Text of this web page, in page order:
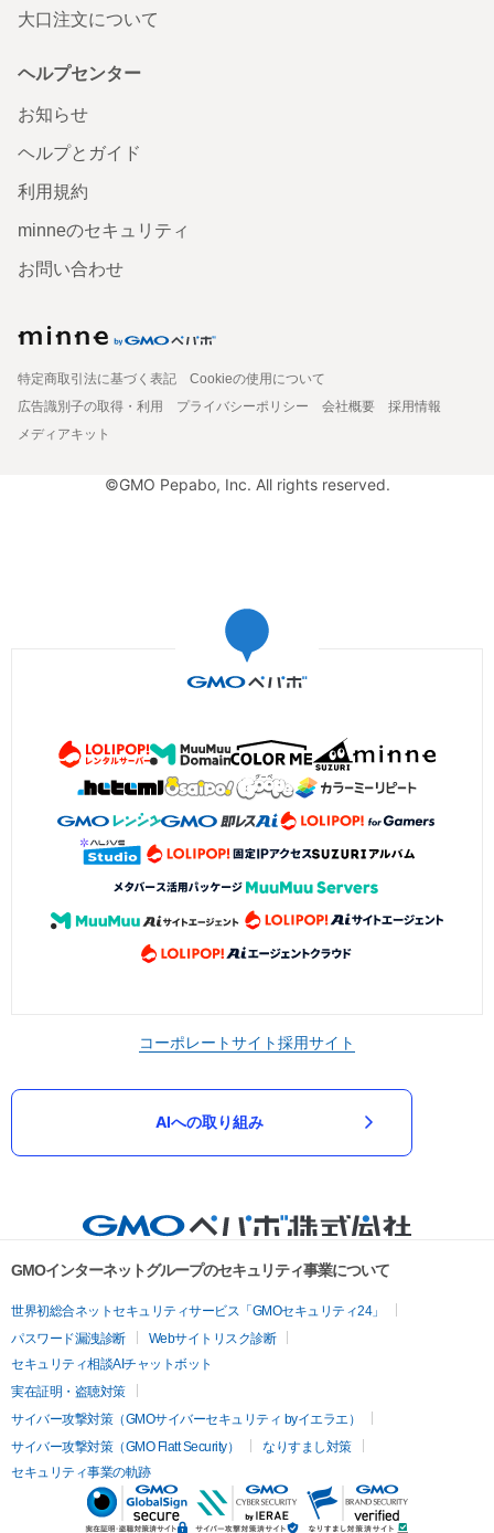
大口注文について
ヘルプセンター
お知らせ
ヘルプとガイド
利用規約
minneのセキュリティ
お問い合わせ
特定商取引法に基づく表記
Cookieの使用について
広告識別子の取得・利用
プライバシーポリシー 会社概要
採用情報
メディアキット
©GMO Pepabo, Inc. All rights reserved.
コーポレートサイト採用サイト
AIへの取り組み
GMOインターネットグループのセキュリティ事業について
世界初総合ネットセキュリティサービス「GMOセキュリティ24」
パスワード漏洩診断
Webサイトリスク診断
セキュリティ相談AIチャットボット
実在証明・盗聴対策
サイバー攻撃対策（GMOサイバーセキュリティ byイエラエ）
サイバー攻撃対策（GMO Flatt Security）
なりすまし対策
セキュリティ事業の軌跡